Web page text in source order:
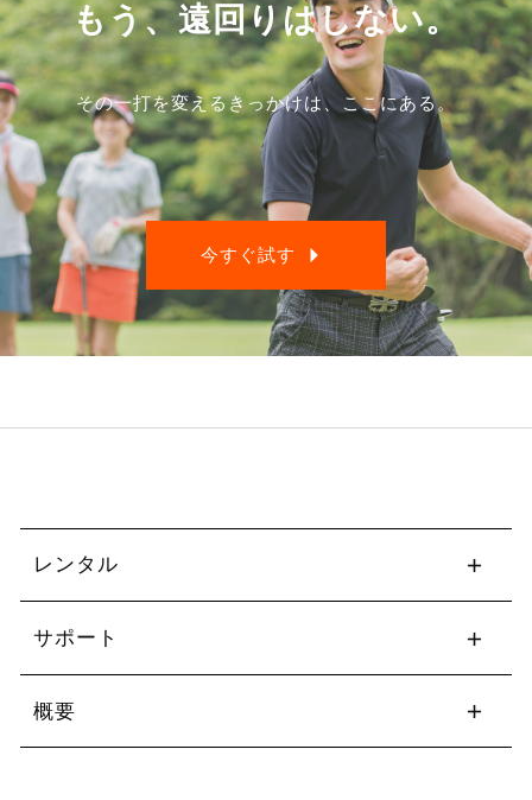
もう、遠回りはしない。
その一打を変えるきっかけは、ここにある。
今すぐ試す
レンタル
サポート
概要